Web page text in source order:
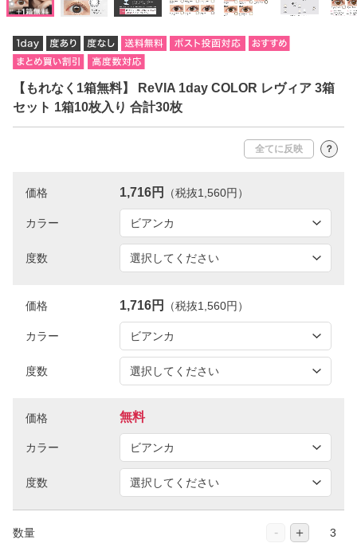
【もれなく1箱無料】 ReVIA 1day COLOR レヴィア 3箱
セット 1箱10枚入り 合計30枚
全てに反映 ？
価格 1,716円 （税抜1,560円）
カラー
度数
価格 1,716円 （税抜1,560円）
カラー
度数
価格 無料
カラー
度数
数量 - ＋